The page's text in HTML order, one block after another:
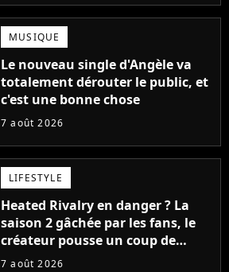
MUSIQUE
Le nouveau single d'Angèle va
totalement dérouter le public, et
c'est une bonne chose
7 août 2026
LIFESTYLE
Heated Rivalry en danger ? La
saison 2 gâchée par les fans, le
créateur pousse un coup de
gueule
7 août 2026